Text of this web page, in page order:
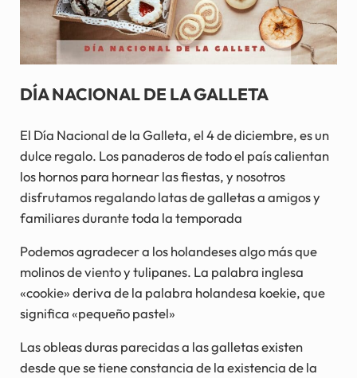
DÍA NACIONAL DE LA GALLETA
El Día Nacional de la Galleta, el 4 de diciembre, es un
dulce regalo. Los panaderos de todo el país calientan
los hornos para hornear las fiestas, y nosotros
disfrutamos regalando latas de galletas a amigos y
familiares durante toda la temporada
Podemos agradecer a los holandeses algo más que
molinos de viento y tulipanes. La palabra inglesa
«cookie» deriva de la palabra holandesa koekie, que
significa «pequeño pastel»
Las obleas duras parecidas a las galletas existen
desde que se tiene constancia de la existencia de la